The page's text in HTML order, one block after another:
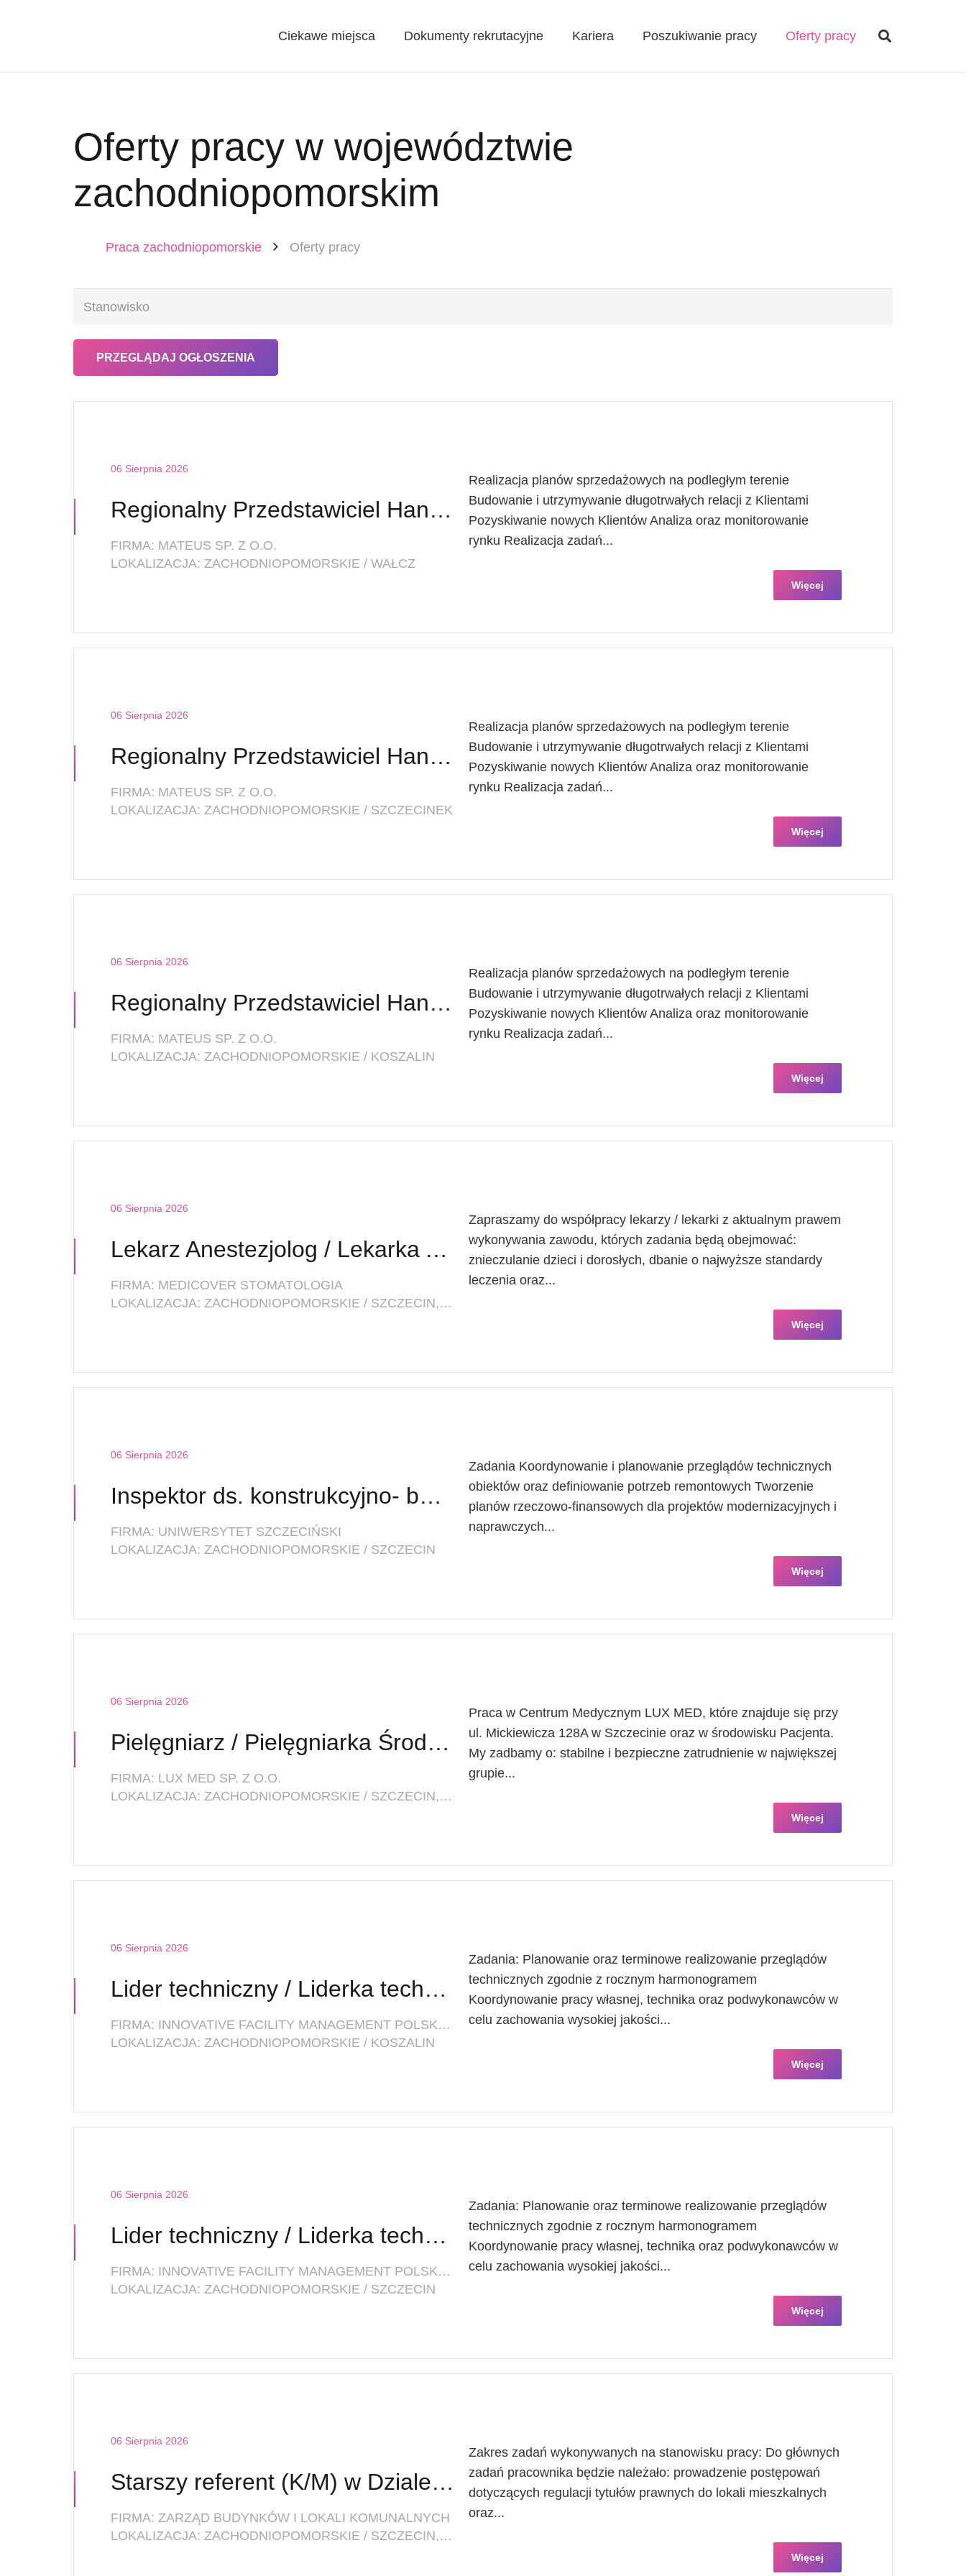
Ciekawe miejsca Dokumenty rekrutacyjne Kariera Poszukiwanie pracy Oferty pracy
Oferty pracy w województwie
zachodniopomorskim
Praca zachodniopomorskie Oferty pracy
06 Sierpnia 2026
Regionalny Przedstawiciel Handlowy (K/M)
FIRMA: MATEUS SP. Z O.O.
LOKALIZACJA: ZACHODNIOPOMORSKIE / WAŁCZ
Realizacja planów sprzedażowych na podległym terenie
Budowanie i utrzymywanie długotrwałych relacji z Klientami
Pozyskiwanie nowych Klientów Analiza oraz monitorowanie
rynku Realizacja zadań...
Więcej
06 Sierpnia 2026
Regionalny Przedstawiciel Handlowy (K/M)
FIRMA: MATEUS SP. Z O.O.
LOKALIZACJA: ZACHODNIOPOMORSKIE / SZCZECINEK
Realizacja planów sprzedażowych na podległym terenie
Budowanie i utrzymywanie długotrwałych relacji z Klientami
Pozyskiwanie nowych Klientów Analiza oraz monitorowanie
rynku Realizacja zadań...
Więcej
06 Sierpnia 2026
Regionalny Przedstawiciel Handlowy (K/M)
FIRMA: MATEUS SP. Z O.O.
LOKALIZACJA: ZACHODNIOPOMORSKIE / KOSZALIN
Realizacja planów sprzedażowych na podległym terenie
Budowanie i utrzymywanie długotrwałych relacji z Klientami
Pozyskiwanie nowych Klientów Analiza oraz monitorowanie
rynku Realizacja zadań...
Więcej
06 Sierpnia 2026
Lekarz Anestezjolog / Lekarka Anestezjolożka
FIRMA: MEDICOVER STOMATOLOGIA
LOKALIZACJA: ZACHODNIOPOMORSKIE / SZCZECIN, PL. BRAMA PORTOWA 1
Zapraszamy do współpracy lekarzy / lekarki z aktualnym prawem
wykonywania zawodu, których zadania będą obejmować:
znieczulanie dzieci i dorosłych, dbanie o najwyższe standardy
leczenia oraz...
Więcej
06 Sierpnia 2026
Inspektor ds. konstrukcyjno- budowlanych w Dziale Inwestycyjno-Technicznym
FIRMA: UNIWERSYTET SZCZECIŃSKI
LOKALIZACJA: ZACHODNIOPOMORSKIE / SZCZECIN
Zadania Koordynowanie i planowanie przeglądów technicznych
obiektów oraz definiowanie potrzeb remontowych Tworzenie
planów rzeczowo-finansowych dla projektów modernizacyjnych i
naprawczych...
Więcej
06 Sierpnia 2026
Pielęgniarz / Pielęgniarka Środowiskowo-Rodzinna
FIRMA: LUX MED SP. Z O.O.
LOKALIZACJA: ZACHODNIOPOMORSKIE / SZCZECIN, UL. MICKIEWICZA 128A
Praca w Centrum Medycznym LUX MED, które znajduje się przy
ul. Mickiewicza 128A w Szczecinie oraz w środowisku Pacjenta.
My zadbamy o: stabilne i bezpieczne zatrudnienie w największej
grupie...
Więcej
06 Sierpnia 2026
Lider techniczny / Liderka techniczna
FIRMA: INNOVATIVE FACILITY MANAGEMENT POLSKA SP. Z O. O.
LOKALIZACJA: ZACHODNIOPOMORSKIE / KOSZALIN
Zadania: Planowanie oraz terminowe realizowanie przeglądów
technicznych zgodnie z rocznym harmonogramem
Koordynowanie pracy własnej, technika oraz podwykonawców w
celu zachowania wysokiej jakości...
Więcej
06 Sierpnia 2026
Lider techniczny / Liderka techniczna
FIRMA: INNOVATIVE FACILITY MANAGEMENT POLSKA SP. Z O. O.
LOKALIZACJA: ZACHODNIOPOMORSKIE / SZCZECIN
Zadania: Planowanie oraz terminowe realizowanie przeglądów
technicznych zgodnie z rocznym harmonogramem
Koordynowanie pracy własnej, technika oraz podwykonawców w
celu zachowania wysokiej jakości...
Więcej
06 Sierpnia 2026
Starszy referent (K/M) w Dziale Windykacji i Regulacji Stanów Prawnych Zasobów Mieszkalnych
FIRMA: ZARZĄD BUDYNKÓW I LOKALI KOMUNALNYCH
LOKALIZACJA: ZACHODNIOPOMORSKIE / SZCZECIN, UL. MARIACKA 25
Zakres zadań wykonywanych na stanowisku pracy: Do głównych
zadań pracownika będzie należało: prowadzenie postępowań
dotyczących regulacji tytułów prawnych do lokali mieszkalnych
oraz...
Więcej